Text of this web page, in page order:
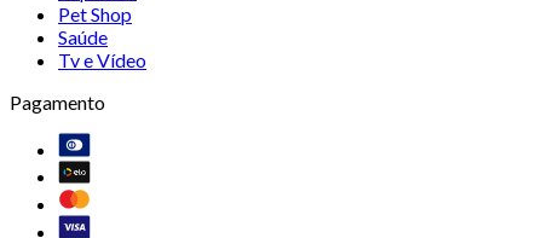
Pet Shop
Saúde
Tv e Vídeo
Pagamento